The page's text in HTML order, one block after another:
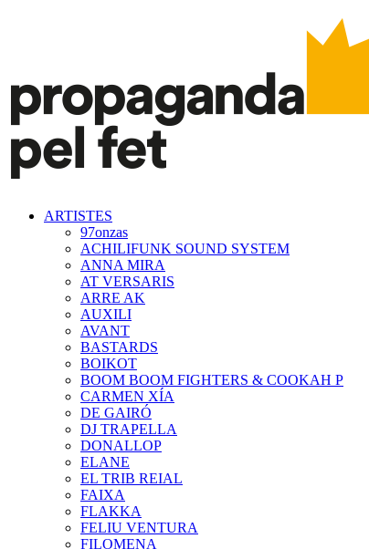
ARTISTES
97onzas
ACHILIFUNK SOUND SYSTEM
ANNA MIRA
AT VERSARIS
ARRE AK
AUXILI
AVANT
BASTARDS
BOIKOT
BOOM BOOM FIGHTERS & COOKAH P
CARMEN XÍA
DE GAIRÓ
DJ TRAPELLA
DONALLOP
ELANE
EL TRIB REIAL
FAIXA
FLAKKA
FELIU VENTURA
FILOMENA